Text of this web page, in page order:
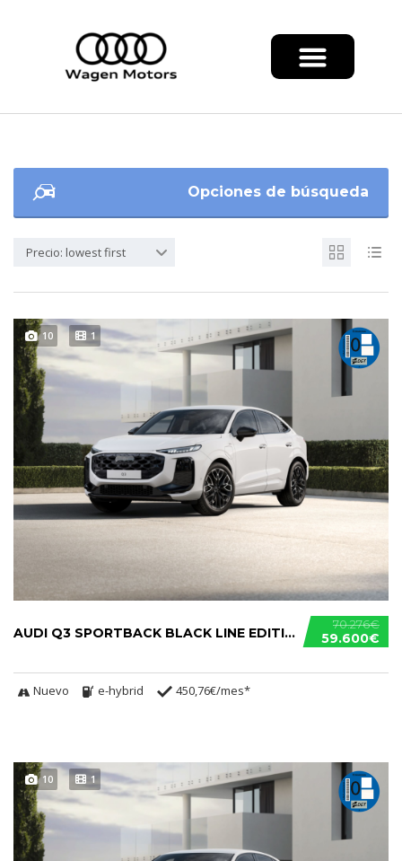
Opciones de búsqueda
Precio: lowest first
10 1
70.276€
59.600€
AUDI Q3 SPORTBACK BLACK LINE EDITION E-HYBRID
Nuevo e-hybrid 450,76€/mes*
10 1